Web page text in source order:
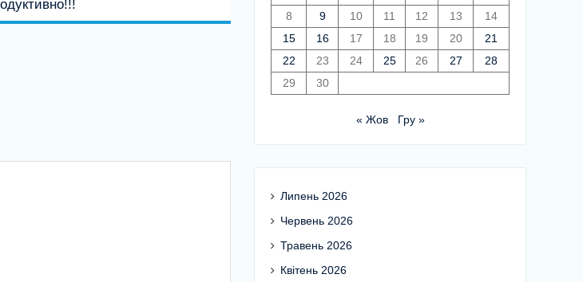
8
9 10 11 12 13
14
15
16 17 18 19 20
21
22
23 24 25 26 27
28
29
30
« Жов Гру »
Липень 2026
Червень 2026
Травень 2026
Квітень 2026